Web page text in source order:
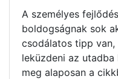
A személyes
boldogságnak sok
csodálatos tipp
leküzdeni az
meg alaposan a